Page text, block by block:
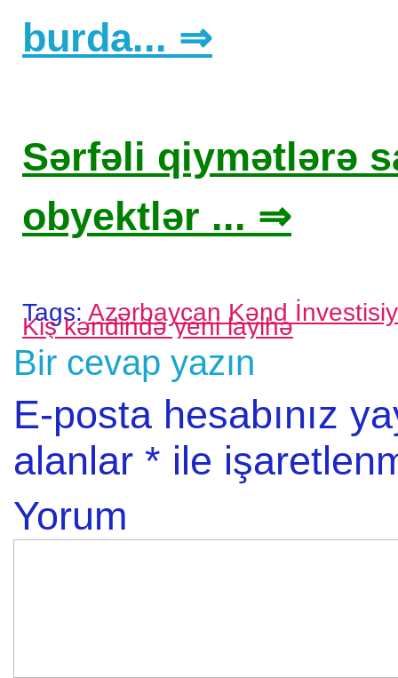
burda... ⇒
Sərfəli qiymətlərə
obyektlər ... ⇒
Tags: Azərbaycan Kənd
Kiş kəndində yeni layihə
Bir cevap yazın
E-posta hesabınız
alanlar * ile
Yorum